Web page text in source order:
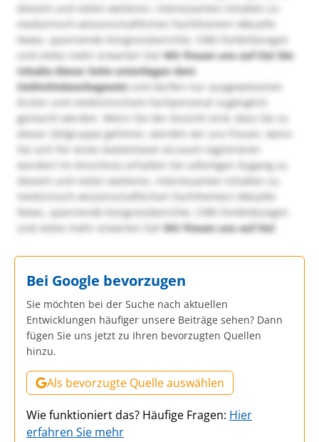
diesem und vielen weiteren, interessanten Inhalten zu
medizinisch-wissenschaftlichen Fachthemen! Aktuelle
News, spannende Kongressberichte, CME-Fortbildungen
und vieles mehr erwarten Sie!Wir freuen uns auf Sie! Die
Inhalte dieser Seite unterliegen dem
Heilmittelwerbegesetzund dürfen nur ausgewiesenen
Ärzten und medizinischem Fachpersonal zugänglich
gemacht werden. Wenn Sie der Ansicht sind, dass Sie zu
dieser Zielgruppe gehören, würden wir uns freuen, wenn
Sie sich für einen kostenlosen Account registrieren
würden! Im Anschluss erhalten Sie sofortigen Zugang zu
diesem und vielen weiteren, interessanten Inhalten zu
medizinisch-wissenschaftlichen Fachthemen! Aktuelle
News, spannende Kongressberichte, CME-Fortbildungen
und vieles mehr erwarten Sie!Wir freuen uns auf Sie!
Bei Google bevorzugen
Sie möchten bei der Suche nach aktuellen
Entwicklungen häufiger unsere Beiträge sehen? Dann
fügen Sie uns jetzt zu Ihren bevorzugten Quellen
hinzu.
Als bevorzugte Quelle auswählen
Wie funktioniert das? Häufige Fragen: Hier
erfahren Sie mehr